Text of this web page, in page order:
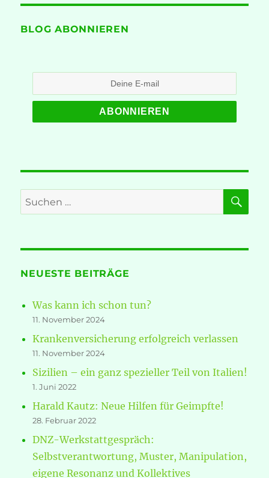
BLOG ABONNIEREN
Suche
nach:
NEUESTE BEITRÄGE
Was kann ich schon tun?
11. November 2024
Krankenversicherung erfolgreich verlassen
11. November 2024
Sizilien – ein ganz spezieller Teil von Italien!
1. Juni 2022
Harald Kautz: Neue Hilfen für Geimpfte!
28. Februar 2022
DNZ-Werkstattgespräch:
Selbstverantwortung, Muster, Manipulation,
eigene Resonanz und Kollektives